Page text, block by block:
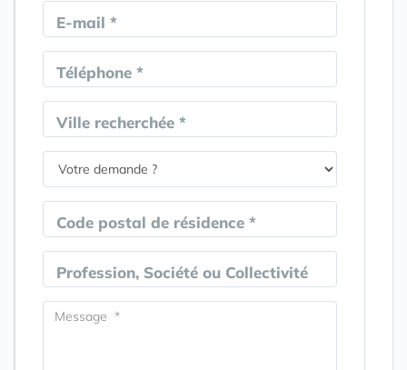
E-mail *
Téléphone *
Ville recherchée *
Code postal de résidence *
Profession, Société ou Collectivité